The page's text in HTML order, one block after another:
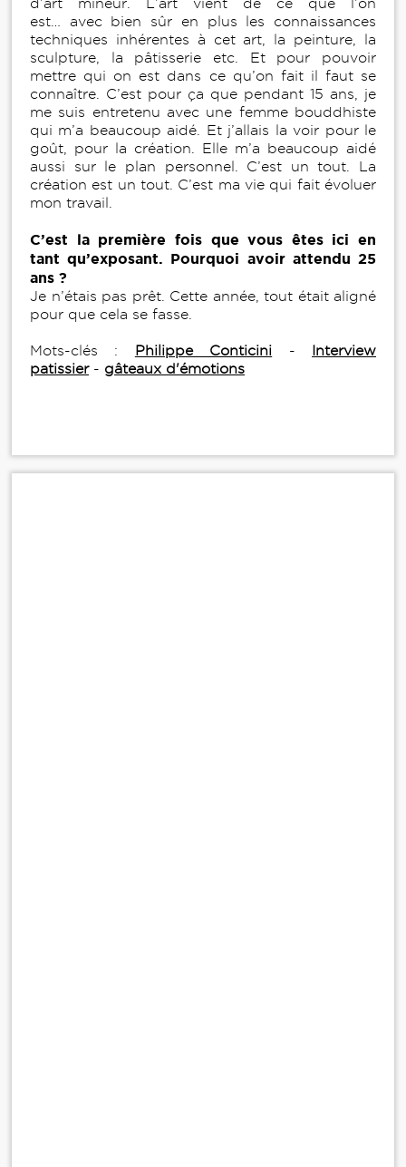
est… avec bien sûr en plus les connaissances
techniques inhérentes à cet art, la peinture, la
sculpture, la pâtisserie etc. Et pour pouvoir
mettre qui on est dans ce qu’on fait il faut se
connaître. C’est pour ça que pendant 15 ans, je
me suis entretenu avec une femme bouddhiste
qui m’a beaucoup aidé. Et j’allais la voir pour le
goût, pour la création. Elle m’a beaucoup aidé
aussi sur le plan personnel. C’est un tout. La
création est un tout. C’est ma vie qui fait évoluer
mon travail.
C’est la première fois que vous êtes ici en
tant qu’exposant. Pourquoi avoir attendu 25
ans ?
Je n’étais pas prêt. Cette année, tout était aligné
pour que cela se fasse.
Mots-clés : Philippe Conticini -
Interview
patissier- gâteaux d'émotions